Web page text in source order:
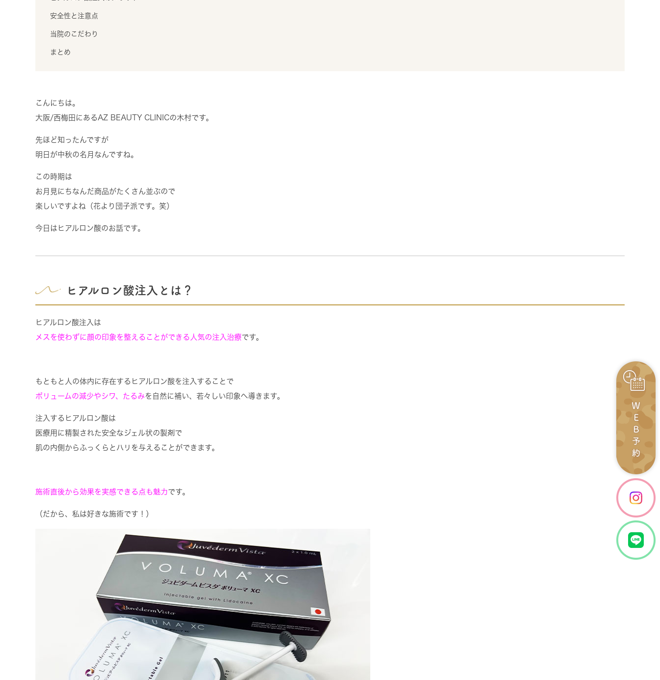
安全性と注意点
当院のこだわり
まとめ
こんにちは。
大阪/西梅田にあるAZ BEAUTY CLINICの木村です。
先ほど知ったんですが
明日が中秋の名月なんですね。
この時期は
お月見にちなんだ商品がたくさん並ぶので
楽しいですよね（花より団子派です。笑）
今日はヒアルロン酸のお話です。
ヒアルロン酸注入とは？
ヒアルロン酸注入は
メスを使わずに顔の印象を整えることができる人気の注入治療です。
もともと人の体内に存在するヒアルロン酸を注入することで
ボリュームの減少やシワ、たるみを自然に補い、若々しい印象へ導きます。
注入するヒアルロン酸は
医療用に精製された安全なジェル状の製剤で
肌の内側からふっくらとハリを与えることができます。
施術直後から効果を実感できる点も魅力です。
（だから、私は好きな施術です！）